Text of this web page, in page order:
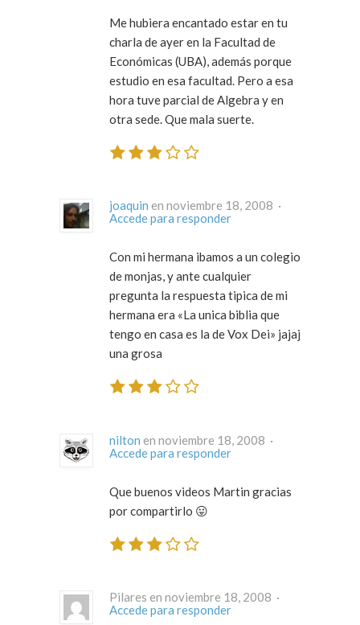
Me hubiera encantado estar en tu
charla de ayer en la Facultad de
Económicas (UBA), además porque
estudio en esa facultad. Pero a esa
hora tuve parcial de Algebra y en
otra sede. Que mala suerte.
joaquin
en noviembre 18, 2008 ·
Accede para responder
Con mi hermana ibamos a un colegio
de monjas, y ante cualquier
pregunta la respuesta tipica de mi
hermana era «La unica biblia que
tengo en casa es la de Vox Dei» jajaj
una grosa
nilton
en noviembre 18, 2008 ·
Accede para responder
Que buenos videos Martin gracias
por compartirlo 😛
Pilares en noviembre 18, 2008 ·
Accede para responder